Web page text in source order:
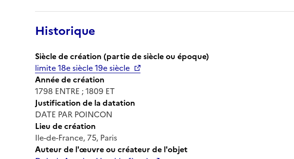
Historique
Siècle de création (partie de siècle ou époque)
limite 18e siècle 19e siècle
Année de création
1798 ENTRE ; 1809 ET
Justification de la datation
DATE PAR POINCON
Lieu de création
Ile-de-France, 75, Paris
Auteur de l'œuvre ou créateur de l'objet